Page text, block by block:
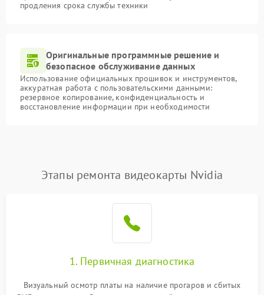
продления срока службы техники
Оригинальные программные решение и
безопасное обслуживание данных
Использование официальных прошивок и инструментов,
аккуратная работа с пользовательскими данными:
резервное копирование, конфиденциальность и
восстановление информации при необходимости
Этапы ремонта видеокарты Nvidia
1. Первичная диагностика
Визуальный осмотр платы на наличие прогаров и сбитых